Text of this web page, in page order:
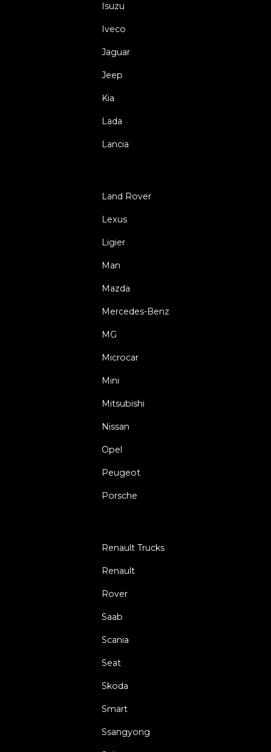
Isuzu
Iveco
Jaguar
Jeep
Kia
Lada
Lancia
Land Rover
Lexus
Ligier
Man
Mazda
Mercedes-Benz
MG
Microcar
Mini
Mitsubishi
Nissan
Opel
Peugeot
Porsche
Renault Trucks
Renault
Rover
Saab
Scania
Seat
Skoda
Smart
Ssangyong